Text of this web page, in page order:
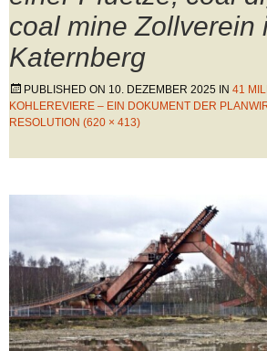
coal mine Zollverein
Katernberg
PUBLISHED ON 10. DEZEMBER 2025 IN 41
KOHLEREVIERE – EIN DOKUMENT DER
RESOLUTION (620 × 413)